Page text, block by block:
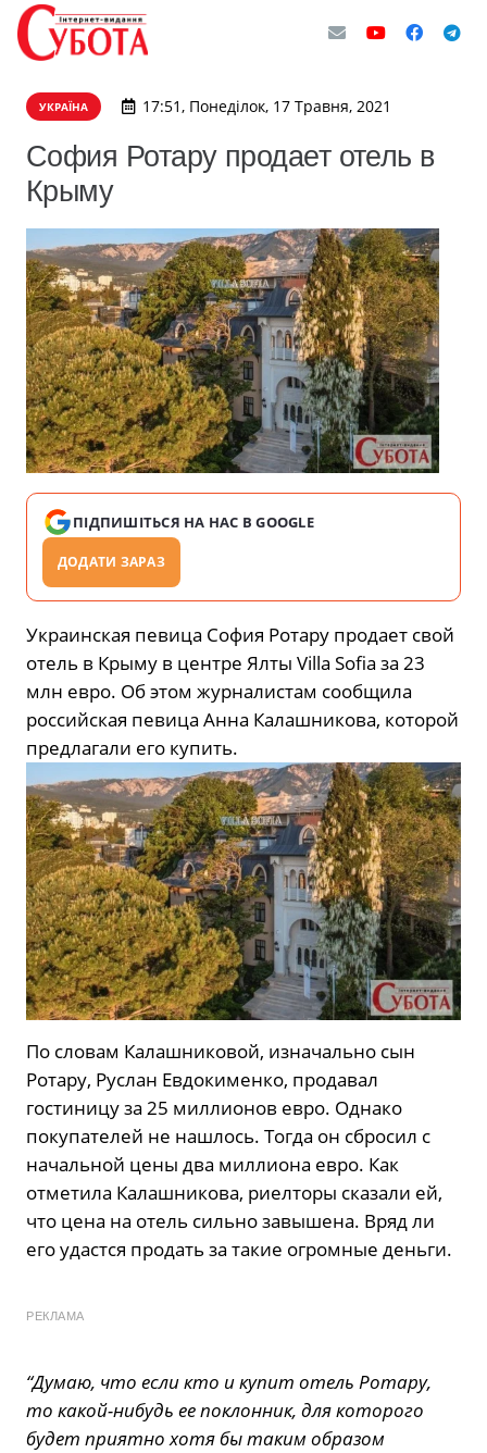
УКРАЇНА 17:51, Понеділок, 17 Травня, 2021
София Ротару продает отель в
Крыму
ПІДПИШІТЬСЯ НА НАС В GOOGLE
ДОДАТИ ЗАРАЗ
Украинская певица София Ротару продает свой
отель в Крыму в центре Ялты Villa Sofia за 23
млн евро. Об этом журналистам сообщила
российская певица Анна Калашникова, которой
предлагали его купить.
По словам Калашниковой, изначально сын
Ротару, Руслан Евдокименко, продавал
гостиницу за 25 миллионов евро. Однако
покупателей не нашлось. Тогда он сбросил с
начальной цены два миллиона евро. Как
отметила Калашникова, риелторы сказали ей,
что цена на отель сильно завышена. Вряд ли
его удастся продать за такие огромные деньги.
РЕКЛАМА
“Думаю, что если кто и купит отель Ротару,
то какой-нибудь ее поклонник, для которого
будет приятно хотя бы таким образом